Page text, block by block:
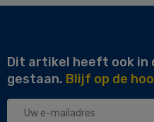
Dit artikel heeft ook in
gestaan. Blijf op de
Uw